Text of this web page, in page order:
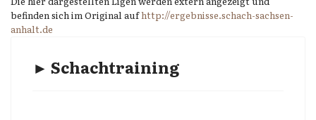
befinden sich im Original aufhttp://ergebnisse.schach-sachsen-
anhalt.de
► Schachtraining